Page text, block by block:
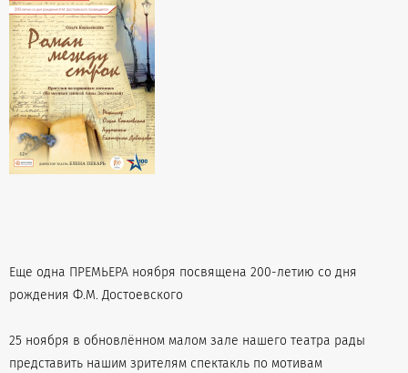
Еще одна ПРЕМЬЕРА ноября посвящена 200-летию со дня
рождения Ф.М. Достоевского
25 ноября в обновлённом малом зале нашего театра рады
представить нашим зрителям спектакль по мотивам